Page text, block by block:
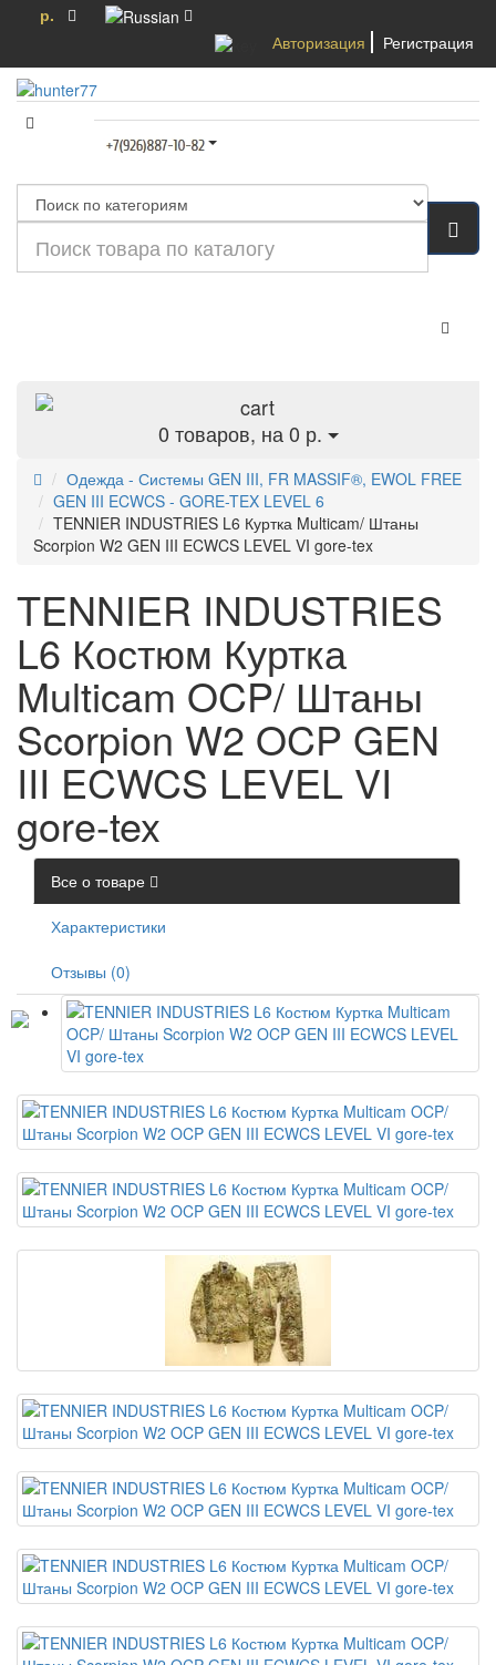
р.
Авторизация
Регистрация
0 товаров, на 0 р.
Одежда - Системы GEN III, FR MASSIF®, EWOL FREE
GEN III ECWCS - GORE-TEX LEVEL 6
TENNIER INDUSTRIES L6 Куртка Multicam/ Штаны
Scorpion W2 GEN III ECWCS LEVEL VI gore-tex
TENNIER INDUSTRIES
L6 Костюм Куртка
Multicam OCP/ Штаны
Scorpion W2 OCP GEN
III ECWCS LEVEL VI
gore-tex
Все о товаре
Характеристики
Отзывы (0)